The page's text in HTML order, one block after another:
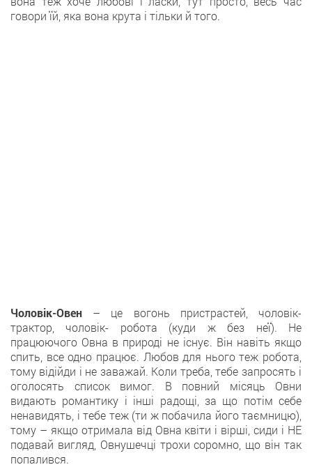
говори їй, яка вона крута і тільки й того.
Чоловік-Овен – це вогонь пристрастей, чоловік-
трактор, чоловік- робота (куди ж без неї). Не
працюючого Овна в природі не існує. Він навіть якщо
спить, все одно працює. Любов для нього теж робота,
тому відійди і не заважай. Коли треба, тебе запросять і
оголосять список вимог. В повний місяць Овни
видають романтику і інші радощі, за що потім себе
ненавидять, і тебе теж (ти ж побачила його таємницю),
тому – якщо отримала від Овна квіти і вірші, сиди і НЕ
подавай вигляд, Овнушечці трохи соромно, що він так
попалився.